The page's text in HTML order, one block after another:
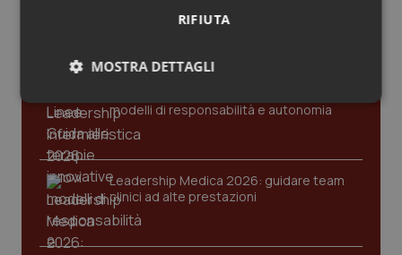
Quotidiano Oncologia
Quotidiano Pediatria
Rene & patologie urogenitali
dalle Linee Guida alle terapie innovative
modelli di responsabilità e autonomia
Leadership Medica 2026: guidare team
clinici ad alte prestazioni
RIFIUTA
MOSTRA DETTAGLI
Necessari Statistici Marketing